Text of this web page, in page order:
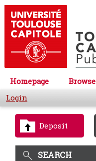
Homepage Browse
Login
Deposit
SEARCH